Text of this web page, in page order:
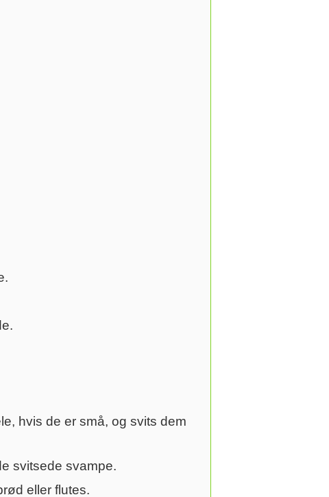
hvis de er små, og svits dem
svitsede svampe.
eller flutes.